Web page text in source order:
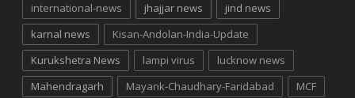
international-news
jhajjar news
jind news
karnal news
Kisan-Andolan-India-Update
Kurukshetra News
lampi virus
lucknow news
Mahendragarh
Mayank-Chaudhary-Faridabad
MCF